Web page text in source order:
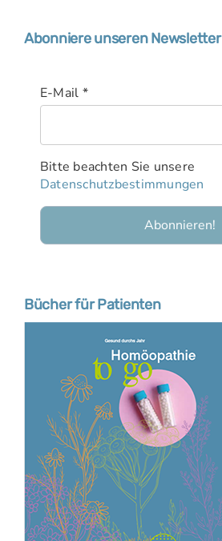
Abonniere unseren Newsletter
E-Mail *
Bitte beachten Sie unsere
Datenschutzbestimmungen
Bücher für Patienten